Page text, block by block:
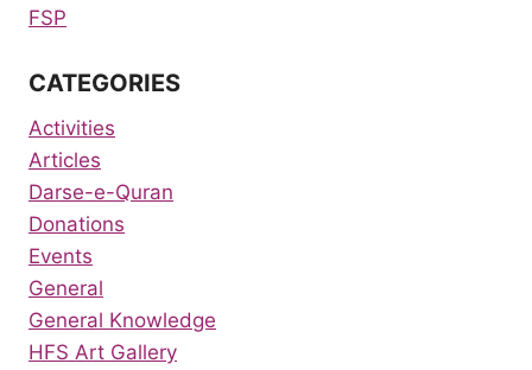
FSP
CATEGORIES
Activities
Articles
Darse-e-Quran
Donations
Events
General
General Knowledge
HFS Art Gallery